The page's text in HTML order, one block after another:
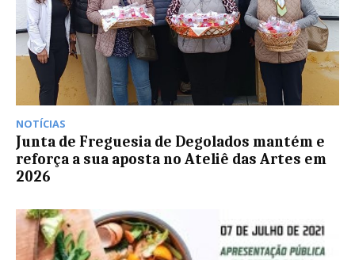
NOTÍCIAS
Junta de Freguesia de Degolados mantém e
reforça a sua aposta no Ateliê das Artes em
2026